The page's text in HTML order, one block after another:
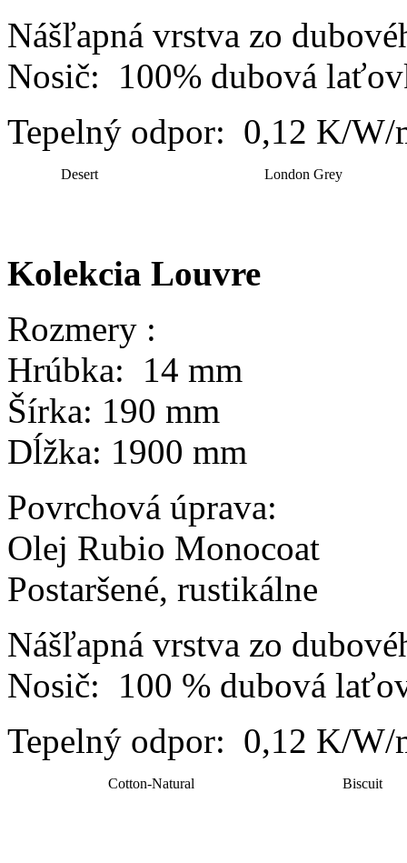
Nášľapná vrstva zo
Nosič: 100% dubová
Tepelný odpor: 0,12 K/W/
Desert London Grey
Kolekcia Louvre
Rozmery :
Hrúbka: 14 mm
Šírka: 190 mm
Dĺžka: 1900 mm
Povrchová úprava:
Olej Rubio Monocoat
Postaršené, rustikálne
Nášľapná vrstva zo
Nosič: 100 % dubová
Tepelný odpor: 0,12 K/W/
Cotton-Natural Biscuit